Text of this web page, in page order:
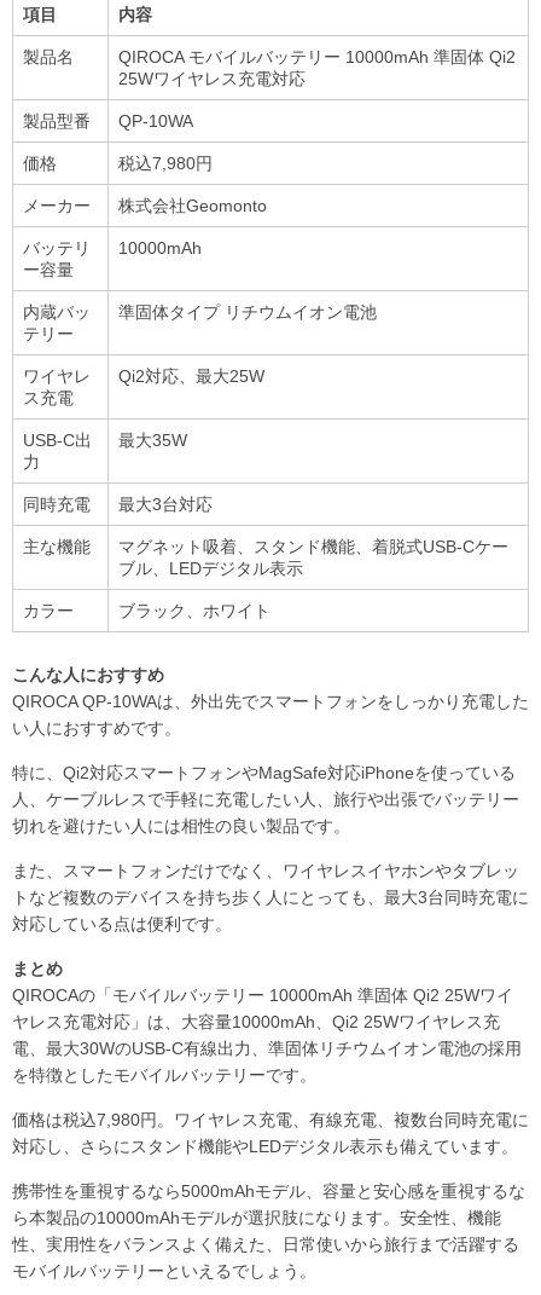
項目 内容
製品名
QIROCA モバイルバッテリー 10000mAh 準固体 Qi2
25Wワイヤレス充電対応
製品型番 QP-10WA
価格 税込7,980円
メーカー 株式会社Geomonto
バッテリ
ー容量
10000mAh
内蔵バッ
テリー
準固体タイプ リチウムイオン電池
ワイヤレ
ス充電
Qi2対応、最大25W
USB-C出
力
最大35W
同時充電 最大3台対応
主な機能
マグネット吸着、スタンド機能、着脱式USB-Cケー
ブル、LEDデジタル表示
カラー ブラック、ホワイト
こんな人におすすめ
QIROCA QP-10WAは、外出先でスマートフォンをしっかり充電した
い人におすすめです。
特に、Qi2対応スマートフォンやMagSafe対応iPhoneを使っている
人、ケーブルレスで手軽に充電したい人、旅行や出張でバッテリー
切れを避けたい人には相性の良い製品です。
また、スマートフォンだけでなく、ワイヤレスイヤホンやタブレッ
トなど複数のデバイスを持ち歩く人にとっても、最大3台同時充電に
対応している点は便利です。
まとめ
QIROCAの「モバイルバッテリー 10000mAh 準固体 Qi2 25Wワイ
ヤレス充電対応」は、大容量10000mAh、Qi2 25Wワイヤレス充
電、最大30WのUSB-C有線出力、準固体リチウムイオン電池の採用
を特徴としたモバイルバッテリーです。
価格は税込7,980円。ワイヤレス充電、有線充電、複数台同時充電に
対応し、さらにスタンド機能やLEDデジタル表示も備えています。
携帯性を重視するなら5000mAhモデル、容量と安心感を重視するな
ら本製品の10000mAhモデルが選択肢になります。安全性、機能
性、実用性をバランスよく備えた、日常使いから旅行まで活躍する
モバイルバッテリーといえるでしょう。